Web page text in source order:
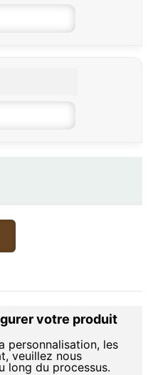
votre produit
personnalisation, les
veuillez nous
long du processus.